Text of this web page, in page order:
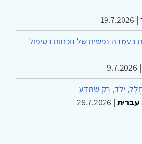
|
19.7.2026
כעמדה נפשית של נוכחות בטיפול
|
9.7.2026
יֶלֶד, רַק שֶׁתֵּדַע
עברית |
26.7.2026